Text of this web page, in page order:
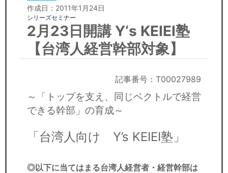
日本人にPR
コンサルティング
リサーチ
経済ニュース
労務顧問
作成日：2011年1月24日
シリーズセミナー
2月23日開講 Y‘s KEIEI塾
【台湾人経営幹部対象】
記事番号：T00027989
～「トップを支え、同じベクトルで経営
できる幹部」の育成～
「台湾人向け Y’s KEIEI塾」
◎以下に当てはまる台湾人経営者・経営幹部は